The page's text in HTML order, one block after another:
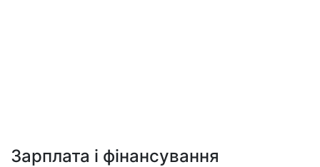
Зарплата і фінансування